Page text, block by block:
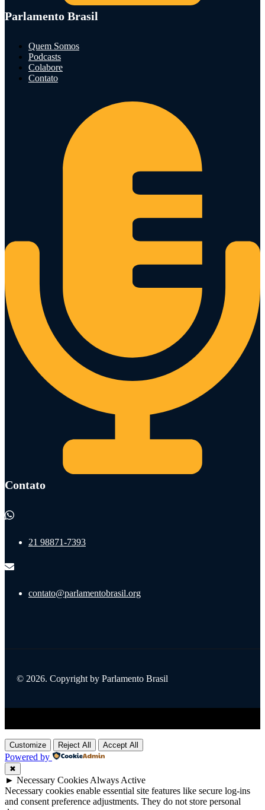
Parlamento Brasil
Quem Somos
Podcasts
Colabore
Contato
Contato
21 98871-7393
contato@parlamentobrasil.org
© 2026. Copyright by Parlamento Brasil
Customize Reject All Accept All
Powered by
✖
► Necessary Cookies Always Active
Necessary cookies enable essential site features like secure log-ins
and consent preference adjustments. They do not store personal